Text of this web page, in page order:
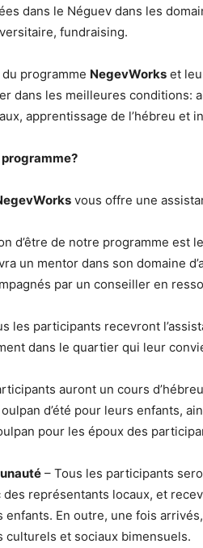
dans le Néguev dans les
fundraising.
programme NegevWorks et
dans les meilleures conditions:
apprentissage de l’hébreu et
vous offre une
d’être de notre programme est
un mentor dans son domaine
par un conseiller en
les participants recevront
dans le quartier qui leur
auront un cours
d’été pour leurs enfants,
pour les époux des
– Tous les participants
représentants locaux, et
enfants. En outre, une fois
culturels et sociaux bimensuels.